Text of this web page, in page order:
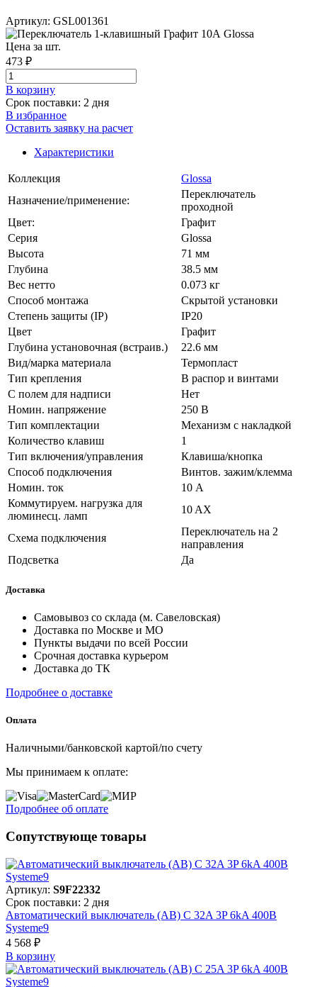
Артикул: GSL001361
Цена за шт.
473 ₽
В корзинy
Срок поставки: 2 дня
В избранное
Оставить заявку на расчет
Характеристики
Коллекция
Glossa
Назначение/применение:
Переключатель
проходной
Цвет:
Графит
Серия
Glossa
Высота
71 мм
Глубина
38.5 мм
Вес нетто
0.073 кг
Способ монтажа
Скрытой установки
Степень защиты (IP)
IP20
Цвет
Графит
Глубина установочная (встраив.)
22.6 мм
Вид/марка материала
Термопласт
Тип крепления
В распор и винтами
С полем для надписи
Нет
Номин. напряжение
250 В
Тип комплектации
Механизм с накладкой
Количество клавиш
1
Тип включения/управления
Клавиша/кнопка
Способ подключения
Винтов. зажим/клемма
Номин. ток
10 А
Коммутируем. нагрузка для
люминесц. ламп
10 AX
Схема подключения
Переключатель на 2
направления
Подсветка
Да
Доставка
Самовывоз со склада (м. Савеловская)
Доставка по Москве и МО
Пункты выдачи по всей России
Срочная доставка курьером
Доставка до ТК
Подробнее о доставке
Оплата
Наличными/банковской картой/по счету
Мы принимаем к оплате:
Подробнее об оплате
Сопутствующе товары
Артикул: S9F22332
Срок поставки: 2 дня
Автоматический выключатель (АВ) C 32A 3P 6kA 400В
Systeme9
4 568 ₽
В корзинy